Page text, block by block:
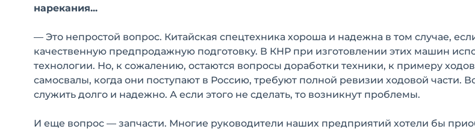
нарекания...
— Это непростой вопрос. Китайская спецтехника хороша и надежна в том случае,
качественную предпродажную подготовку. В КНР при изготовлении этих машин
технологии. Но, к сожалению, остаются вопросы доработки техники, к примеру
самосвалы, когда они поступают в Россию, требуют полной ревизии ходовой части.
служить долго и надежно. А если этого не сделать, то возникнут проблемы.
И еще вопрос — запчасти. Многие руководители наших предприятий хотели бы